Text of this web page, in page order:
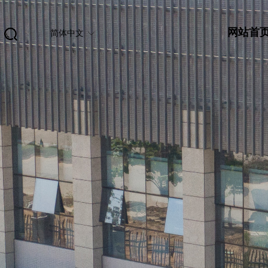
网站首
ꀅ
简体中文